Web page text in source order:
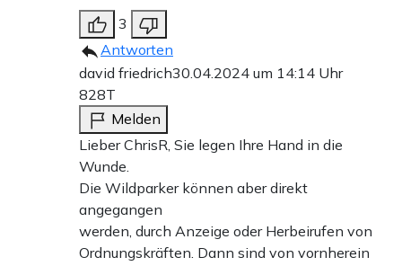
3
Antworten
david friedrich30.04.2024 um 14:14 Uhr
828T
Melden
Lieber ChrisR, Sie legen Ihre Hand in die
Wunde.
Die Wildparker können aber direkt
angegangen
werden, durch Anzeige oder Herbeirufen von
Ordnungskräften. Dann sind von vornherein